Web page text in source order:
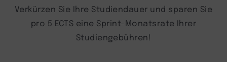
Verkürzen Sie Ihre Studiendauer und sparen Sie
pro 5 ECTS eine Sprint-Monatsrate Ihrer
Studiengebühren!